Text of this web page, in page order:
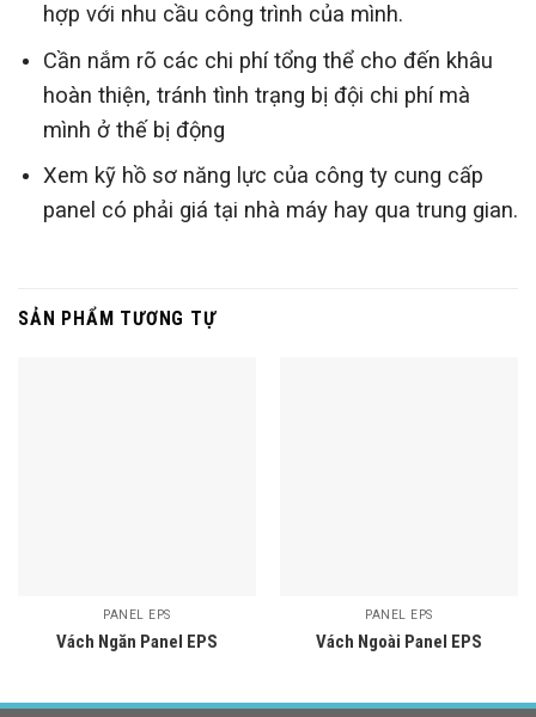
hợp với nhu cầu công trình của mình.
Cần nắm rõ các chi phí tổng thể cho đến khâu
hoàn thiện, tránh tình trạng bị đội chi phí mà
mình ở thế bị động
Xem kỹ hồ sơ năng lực của công ty cung cấp
panel có phải giá tại nhà máy hay qua trung gian.
SẢN PHẨM TƯƠNG TỰ
PANEL EPS
Vách Ngăn Panel EPS
PANEL EPS
Vách Ngoài Panel EPS